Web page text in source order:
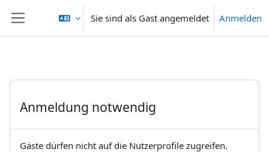
Website-Übersicht
Sie sind als Gast angemeldet Anmelden
Anmeldung notwendig
Gäste dürfen nicht auf die Nutzerprofile zugreifen.